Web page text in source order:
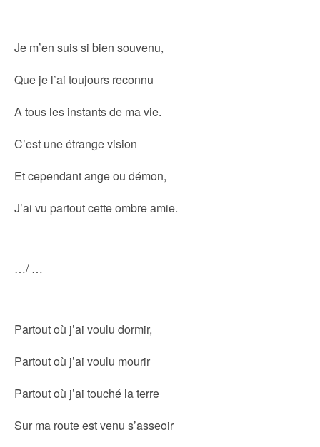
Je m’en suis si bien souvenu,
Que je l’ai toujours reconnu
A tous les instants de ma vie.
C’est une étrange vision
Et cependant ange ou démon,
J’ai vu partout cette ombre amie.
…/ …
Partout où j’ai voulu dormir,
Partout où j’ai voulu mourir
Partout où j’ai touché la terre
Sur ma route est venu s’asseoir